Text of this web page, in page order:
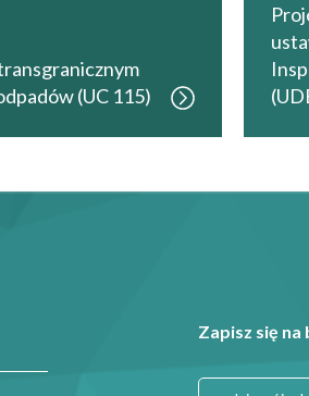
(UC 115)
Zapisz się